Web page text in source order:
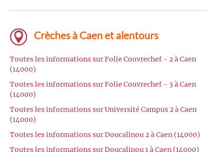
Crèches à Caen et alentours
Toutes les informations sur Folie Couvrechef - 2 à Caen
(14000)
Toutes les informations sur Folie Couvrechef - 3 à Caen
(14000)
Toutes les informations sur Université Campus 2 à Caen
(14000)
Toutes les informations sur Doucalinou 2 à Caen (14000)
Toutes les informations sur Doucalinou 1 à Caen (14000)